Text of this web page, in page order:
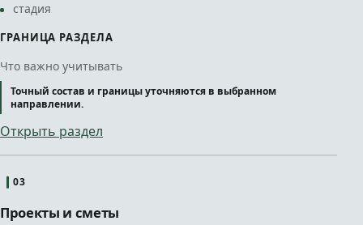
стадия
ГРАНИЦА РАЗДЕЛА
Что важно учитывать
Точный состав и границы уточняются в выбранном
направлении.
Открыть раздел
03
Проекты и сметы